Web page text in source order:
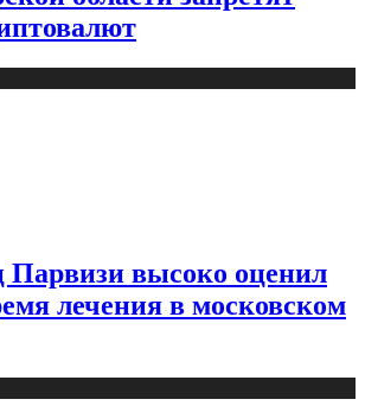
Парвизи высоко оценил
лечения в московском